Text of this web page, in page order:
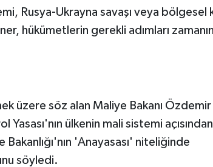
Rusya-Ukrayna savaşı veya bölgesel
hükümetlerin gerekli adımları
üzere söz alan Maliye Bakanı
ülkenin mali sistemi
'Anayasası' niteliğinde
söyledi.